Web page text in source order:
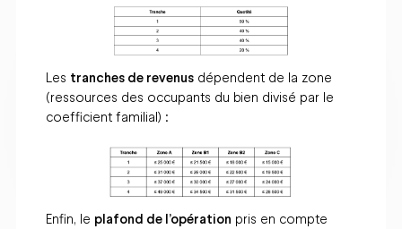
Les tranches de revenusdépendent de la zone
(ressources des occupants du bien divisé par le
coefficient familial) :
Enfin, le plafond de l’opération pris en compte